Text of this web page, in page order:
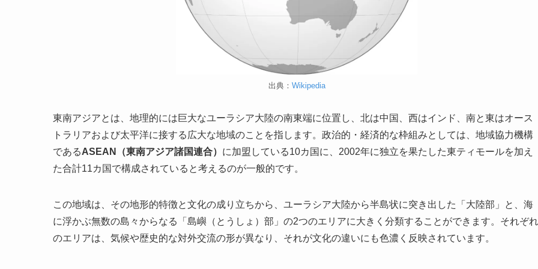
出典： Wikipedia
東南アジアとは、地理的には巨大なユーラシア大陸の南東端に位置し、北は中国、西はインド、南と東はオース
トラリアおよび太平洋に接する広大な地域のことを指します。政治的・経済的な枠組みとしては、地域協力機構
であるASEAN（東南アジア諸国連合） に加盟している10カ国に、2002年に独立を果たした東ティモールを加え
た合計11カ国で構成されていると考えるのが一般的です。
この地域は、その地形的特徴と文化の成り立ちから、ユーラシア大陸から半島状に突き出した「大陸部」と、海
に浮かぶ無数の島々からなる「島嶼（とうしょ）部」の2つのエリアに大きく分類することができます。それぞれ
のエリアは、気候や歴史的な対外交流の形が異なり、それが文化の違いにも色濃く反映されています。